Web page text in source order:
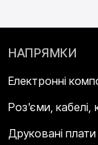
НАПРЯМКИ
Електронні
Роз'єми, кабелі,
Друковані плати